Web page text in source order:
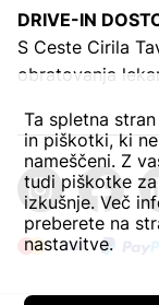
DRIVE-IN
S Ceste Cirila
obratovanja
Ta spletna
in piškotki, ki
nameščeni. Z
tudi piškotke
izkušnje. Več
preberete na
nastavitve.